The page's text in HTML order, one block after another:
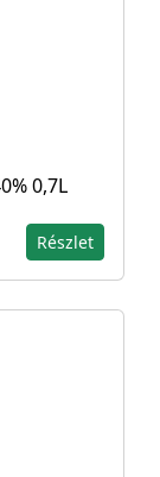
0,7L
Részlet